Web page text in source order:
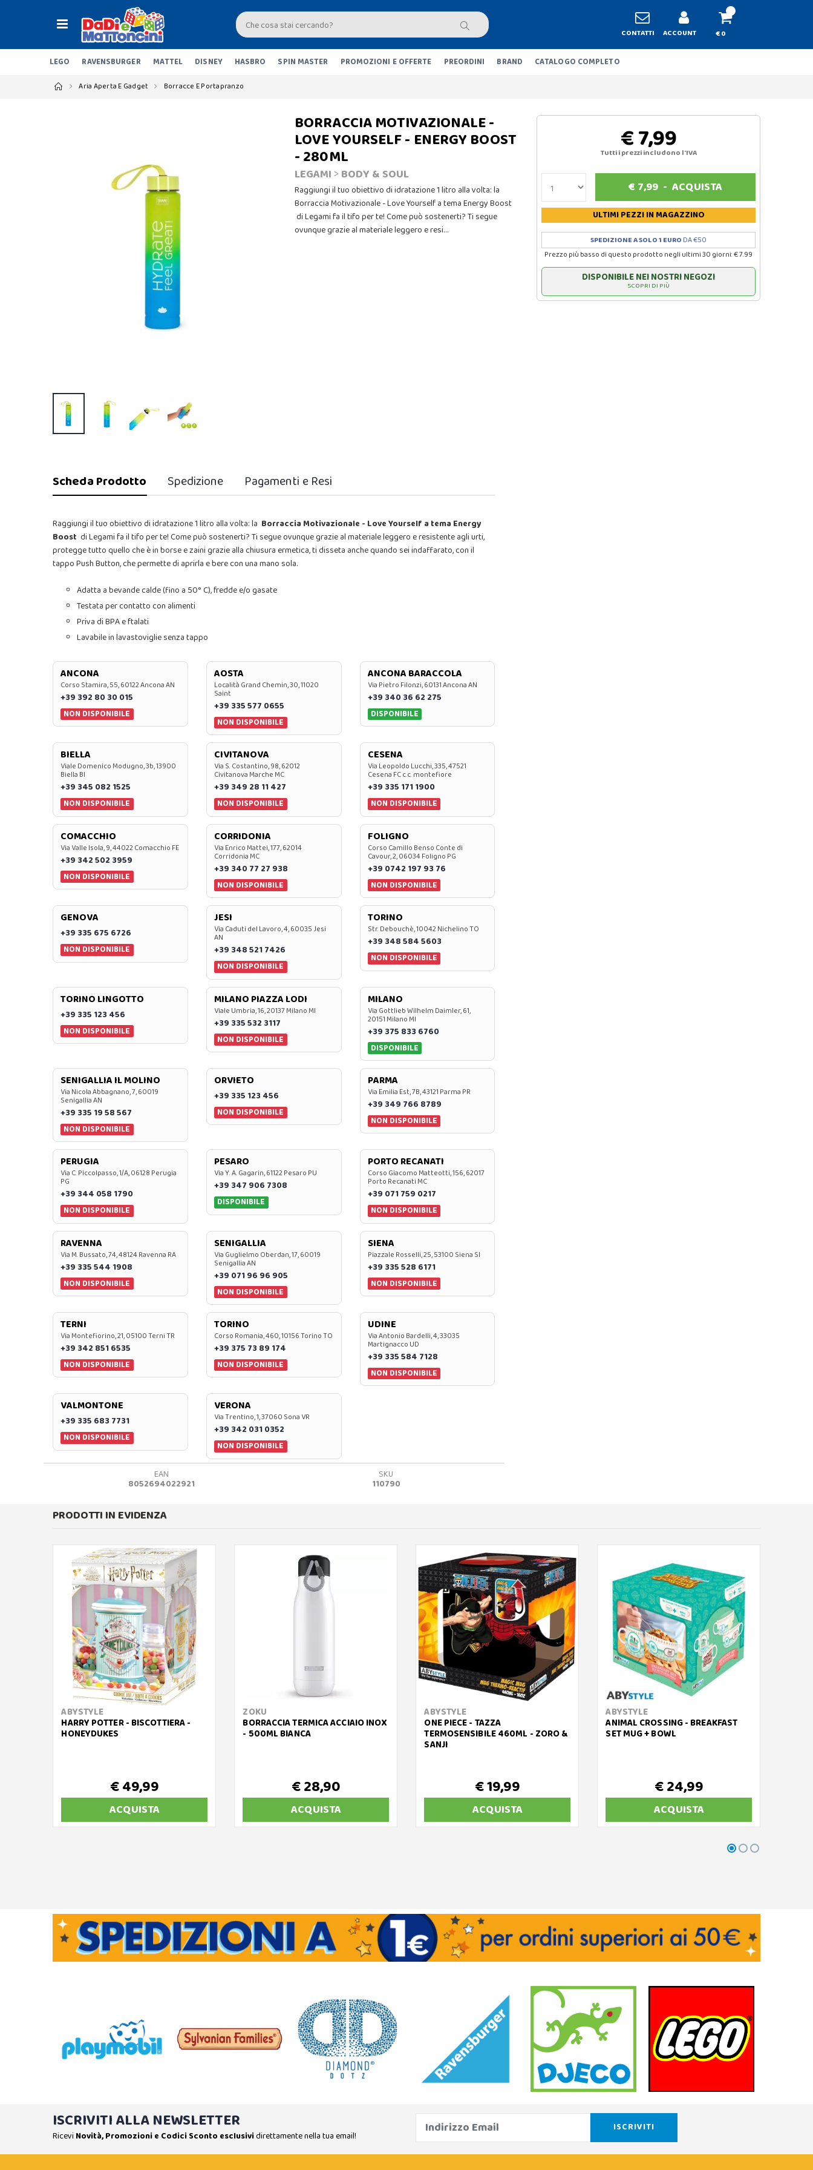
CONTATTI ACCOUNT € 0
LEGO RAVENSBURGER MATTEL DISNEY HASBRO SPIN MASTER PROMOZIONI E OFFERTE PREORDINI BRAND CATALOGO COMPLETO
Aria Aperta E Gadget Borracce E Portapranzo
BORRACCIA MOTIVAZIONALE -
LOVE YOURSELF - ENERGY BOOST
- 280ML
LEGAMI> BODY & SOUL
Raggiungi il tuo obiettivo di idratazione 1 litro alla volta: la
Borraccia Motivazionale - Love Yourself a tema Energy Boost
di Legami fa il tifo per te! Come può sostenerti? Ti segue
ovunque grazie al materiale leggero e resi…
€ 7,99
Tutti i prezzi includono l'IVA
€ 7,99 -ACQUISTA
ULTIMI PEZZIIN MAGAZZINO
SPEDIZIONE A SOLO 1 EURO DA €50
Prezzo più basso di questo prodotto negli ultimi 30 giorni: € 7.99
DISPONIBILE NEI NOSTRI NEGOZI
SCOPRI DI PIÙ
Scheda Prodotto Spedizione Pagamenti e Resi
Raggiungi il tuo obiettivo di idratazione 1 litro alla volta: la Borraccia Motivazionale - Love Yourself a tema Energy
Boost di Legami fa il tifo per te! Come può sostenerti? Ti segue ovunque grazie al materiale leggero e resistente agli urti,
protegge tutto quello che è in borse e zaini grazie alla chiusura ermetica, ti disseta anche quando sei indaffarato, con il
tappo Push Button, che permette di aprirla e bere con una mano sola.
Adatta a bevande calde (fino a 50° C), fredde e/o gasate
Testata per contatto con alimenti
Priva di BPA e ftalati
Lavabile in lavastoviglie senza tappo
ANCONA
Corso Stamira, 55, 60122 Ancona AN
+39 392 80 30 015
NON DISPONIBILE
AOSTA
Località Grand Chemin, 30, 11020
Saint
+39 335 577 0655
NON DISPONIBILE
ANCONA BARACCOLA
Via Pietro Filonzi, 60131 Ancona AN
+39 340 36 62 275
DISPONIBILE
BIELLA
Viale Domenico Modugno, 3b, 13900
Biella BI
+39 345 082 1525
NON DISPONIBILE
CIVITANOVA
Via S. Costantino, 98, 62012
Civitanova Marche MC
+39 349 28 11 427
NON DISPONIBILE
CESENA
Via Leopoldo Lucchi, 335, 47521
Cesena FC c.c. montefiore
+39 335 171 1900
NON DISPONIBILE
COMACCHIO
Via Valle Isola, 9, 44022 Comacchio FE
+39 342 502 3959
NON DISPONIBILE
CORRIDONIA
Via Enrico Mattei, 177, 62014
Corridonia MC
+39 340 77 27 938
NON DISPONIBILE
FOLIGNO
Corso Camillo Benso Conte di
Cavour, 2, 06034 Foligno PG
+39 0742 197 93 76
NON DISPONIBILE
GENOVA
+39 335 675 6726
NON DISPONIBILE
JESI
Via Caduti del Lavoro, 4, 60035 Jesi
AN
+39 348 521 7426
NON DISPONIBILE
TORINO
Str. Debouchè, 10042 Nichelino TO
+39 348 584 5603
NON DISPONIBILE
TORINO LINGOTTO
+39 335 123 456
NON DISPONIBILE
MILANO PIAZZA LODI
Viale Umbria, 16, 20137 Milano MI
+39 335 532 3117
NON DISPONIBILE
MILANO
Via Gottlieb Wilhelm Daimler, 61,
20151 Milano MI
+39 375 833 6760
DISPONIBILE
SENIGALLIA IL MOLINO
Via Nicola Abbagnano, 7, 60019
Senigallia AN
+39 335 19 58 567
NON DISPONIBILE
ORVIETO
+39 335 123 456
NON DISPONIBILE
PARMA
Via Emilia Est, 7B, 43121 Parma PR
+39 349 766 8789
NON DISPONIBILE
PERUGIA
Via C. Piccolpasso, 1/A, 06128 Perugia
PG
+39 344 058 1790
NON DISPONIBILE
PESARO
Via Y. A. Gagarin, 61122 Pesaro PU
+39 347 906 7308
DISPONIBILE
PORTO RECANATI
Corso Giacomo Matteotti, 156, 62017
Porto Recanati MC
+39 071 759 0217
NON DISPONIBILE
RAVENNA
Via M. Bussato, 74, 48124 Ravenna RA
+39 335 544 1908
NON DISPONIBILE
SENIGALLIA
Via Guglielmo Oberdan, 17, 60019
Senigallia AN
+39 071 96 96 905
NON DISPONIBILE
SIENA
Piazzale Rosselli, 25, 53100 Siena SI
+39 335 528 6171
NON DISPONIBILE
TERNI
Via Montefiorino, 21, 05100 Terni TR
+39 342 851 6535
NON DISPONIBILE
TORINO
Corso Romania, 460, 10156 Torino TO
+39 375 73 89 174
NON DISPONIBILE
UDINE
Via Antonio Bardelli, 4, 33035
Martignacco UD
+39 335 584 7128
NON DISPONIBILE
VALMONTONE
+39 335 683 7731
NON DISPONIBILE
VERONA
Via Trentino, 1, 37060 Sona VR
+39 342 031 0352
NON DISPONIBILE
EAN
8052694022921
SKU
110790
PRODOTTI IN EVIDENZA
ABYSTYLE
HARRY POTTER - BISCOTTIERA -
HONEYDUKES
€ 49,99
ACQUISTA
ZOKU
BORRACCIA TERMICA ACCIAIO INOX
- 500ML BIANCA
€ 28,90
ACQUISTA
ABYSTYLE
ONE PIECE - TAZZA
TERMOSENSIBILE 460ML - ZORO &
SANJI
€ 19,99
ACQUISTA
ABYSTYLE
ANIMAL CROSSING - BREAKFAST
SET MUG + BOWL
€ 24,99
ACQUISTA
ISCRIVITI ALLA NEWSLETTER
Ricevi Novità, Promozioni e Codici Sconto esclusividirettamente nella tua email!